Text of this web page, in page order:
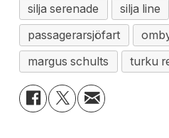
silja serenade
silja line
passagerarsjöfart
margus schults
turku